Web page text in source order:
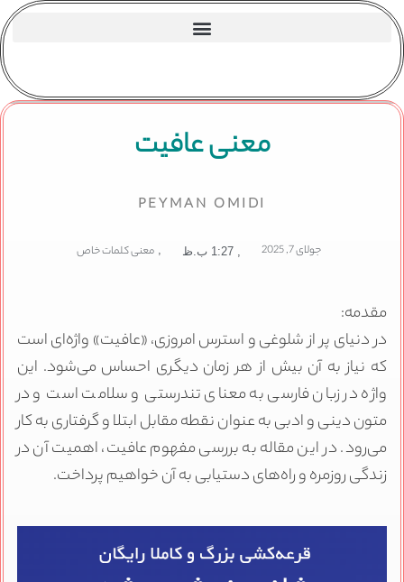
معنی عافیت
PEYMAN OMIDI
جولای 7, 2025 1:27 ب.ظ , معنی کلمات خاص
مقدمه:
در دنیای پر از شلوغی و استرس امروزی، «عافیت» واژه‌ای است
که نیاز به آن بیش از هر زمان دیگری احساس می‌شود. این
واژه در زبان فارسی به معنای تندرستی و سلامت است و در
متون دینی و ادبی به عنوان نقطه مقابل ابتلا و گرفتاری به کار
می‌رود. در این مقاله به بررسی مفهوم عافیت، اهمیت آن در
زندگی روزمره و راه‌های دستیابی به آن خواهیم پرداخت.